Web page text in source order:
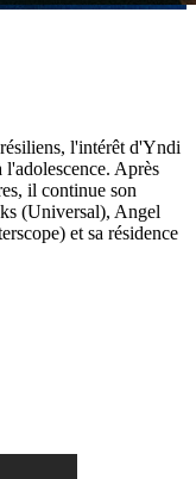
l'intérêt d'Yndi
Après
il continue son
(Universal), Angel
et sa résidence